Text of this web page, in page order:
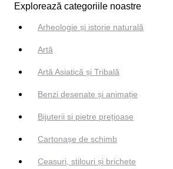
Explorează categoriile noastre
Arheologie și istorie naturală
Artă
Artă Asiatică și Tribală
Benzi desenate și animație
Bijuterii si pietre prețioase
Cartonașe de schimb
Ceasuri, stilouri și brichete